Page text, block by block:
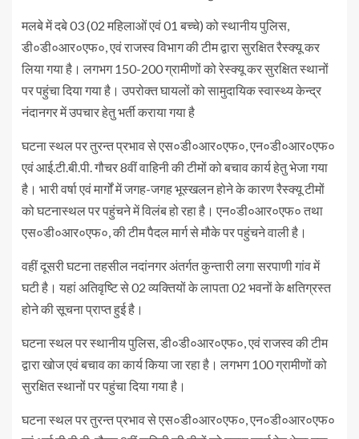
मलबे में दबे 03 (02 महिलाओं एवं 01 बच्चे) को स्थानीय पुलिस,
डी०डी०आर०एफ०, एवं राजस्व विभाग की टीम द्वारा सुरक्षित रैस्क्यू कर
लिया गया है। लगभग 150-200 ग्रामीणों को रेस्क्यू कर सुरक्षित स्थानों
पर पहुंचा दिया गया है। उपरोक्त घायलों को सामुदायिक स्वास्थ्य केन्द्र
नंदानगर में उपचार हेतु भर्ती कराया गया है
घटना स्थल पर तुरन्त प्रभाव से एस०डी०आर०एफ०, एन०डी०आर०एफ०
एवं आई.टी.बी.पी. गौचर 8वीं वाहिनी की टीमों को बचाव कार्य हेतु भेजा गया
है। भारी वर्षा एवं मार्गों में जगह-जगह भूस्खलन होने के कारण रैस्क्यू टीमों
को घटनास्थल पर पहुंचने में विलंब हो रहा है। एन०डी०आर०एफ० तथा
एस०डी०आर०एफ०, की टीम पैदल मार्ग से मौके पर पहुंचने वाली है।
वहीं दूसरी घटना तहसील नदांनगर अंतर्गत कुन्तारी लगा सरपाणी गांव में
घटी है। यहां अतिवृष्टि से 02 व्यक्तियों के लापता 02 भवनों के क्षतिग्रस्त
होने की सूचना प्राप्त हुई है।
घटना स्थल पर स्थानीय पुलिस, डी०डी०आर०एफ०, एवं राजस्व की टीम
द्वारा खोज एवं बचाव का कार्य किया जा रहा है। लगभग 100 ग्रामीणों को
सुरक्षित स्थानों पर पहुंचा दिया गया है।
घटना स्थल पर तुरन्त प्रभाव से एस०डी०आर०एफ०, एन०डी०आर०एफ०